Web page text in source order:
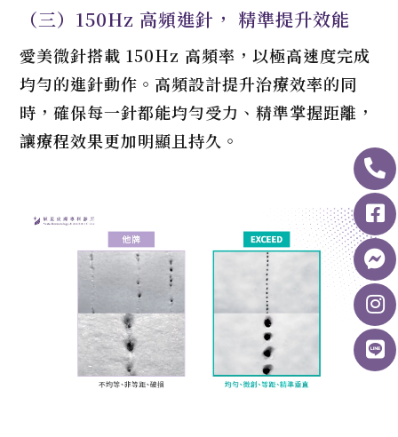
（三）150Hz 高頻進針， 精準提升效能
愛美微針搭載 150Hz 高頻率，以極高速度完成
均勻的進針動作。高頻設計提升治療效率的同
時，確保每一針都能均勻受力、精準掌握距離，
讓療程效果更加明顯且持久。